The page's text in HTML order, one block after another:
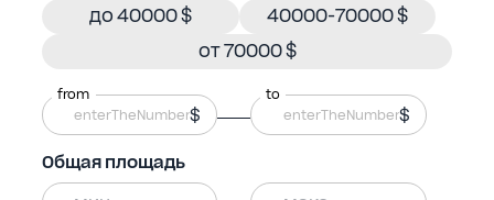
до 40000 $
40000-70000 $
от 70000 $
from
$
to
$
Общая площадь